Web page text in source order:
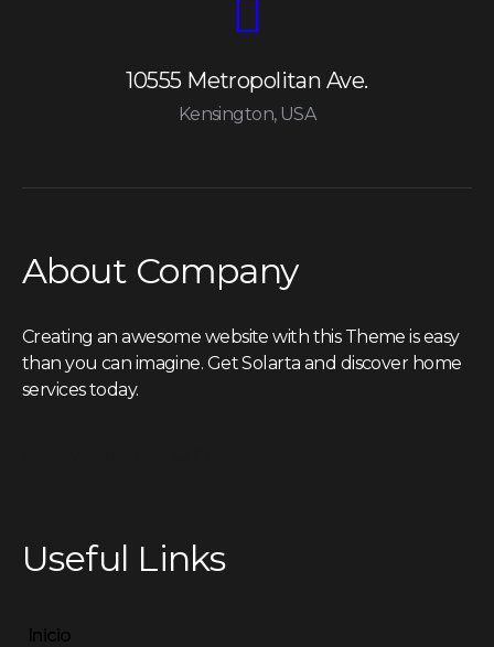
10555 Metropolitan Ave.
Kensington, USA
About Company
Creating an awesome website with this Theme is easy
than you can imagine. Get Solarta and discover home
services today.
Useful Links
Inicio